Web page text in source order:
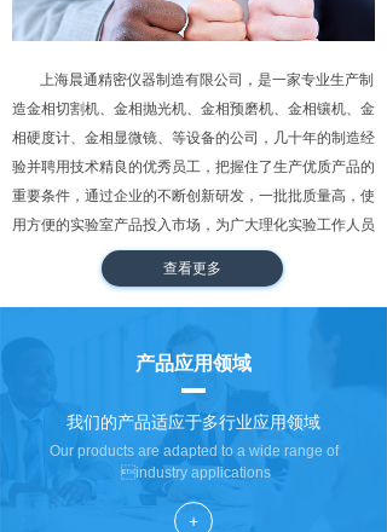
上海晨通精密仪器制造有限公司 ，是一家专业生产制
造金相切割机、金相抛光机、金相预磨机、金相镶机、金
相硬度计、金相显微镜、等设备的公司，几十年的制造经
验并聘用技术精良的优秀员工，把握住了生产优质产品的
重要条件，通过企业的不断创新研发，一批批质量高，使
用方便的实验室产品投入市场，为广大理化实验工作人员
服务。
查看更多
产品应用领域
我们的产品适应于多行业应用领域
Our products are adapted to a wide range of
industry applications
+